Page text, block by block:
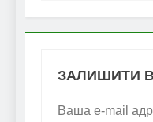
ЗАЛИШИТИ
Ваша e-mail